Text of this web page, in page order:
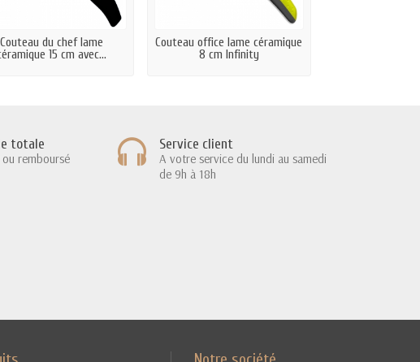
Couteau du chef lame
15 cm avec...
Couteau office lame céramique
8 cm Infinity
totale
remboursé
Service client
A votre service du lundi au samedi
de 9h à 18h